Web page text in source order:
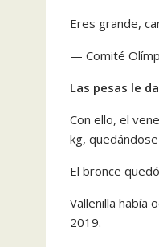
Eres grande,
— Comité
Las pesas le
Con ello, el
kg,
El bronce
Vallenilla había
2019.